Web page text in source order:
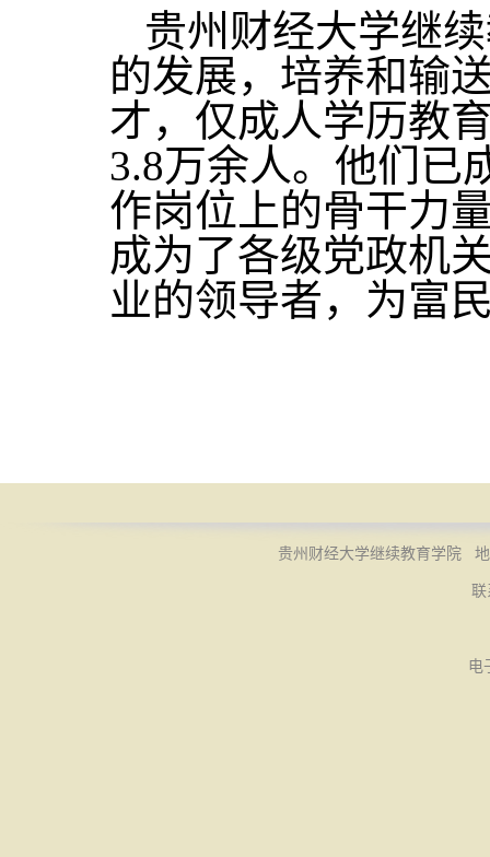
贵州财经大学继
的发展，培养和输
才，仅成人学历教
3.8万余人。他们已
作岗位上的骨干力
成为了各级党政机
业的领导者，为富
贵州财经大学继续教育学院
联
电